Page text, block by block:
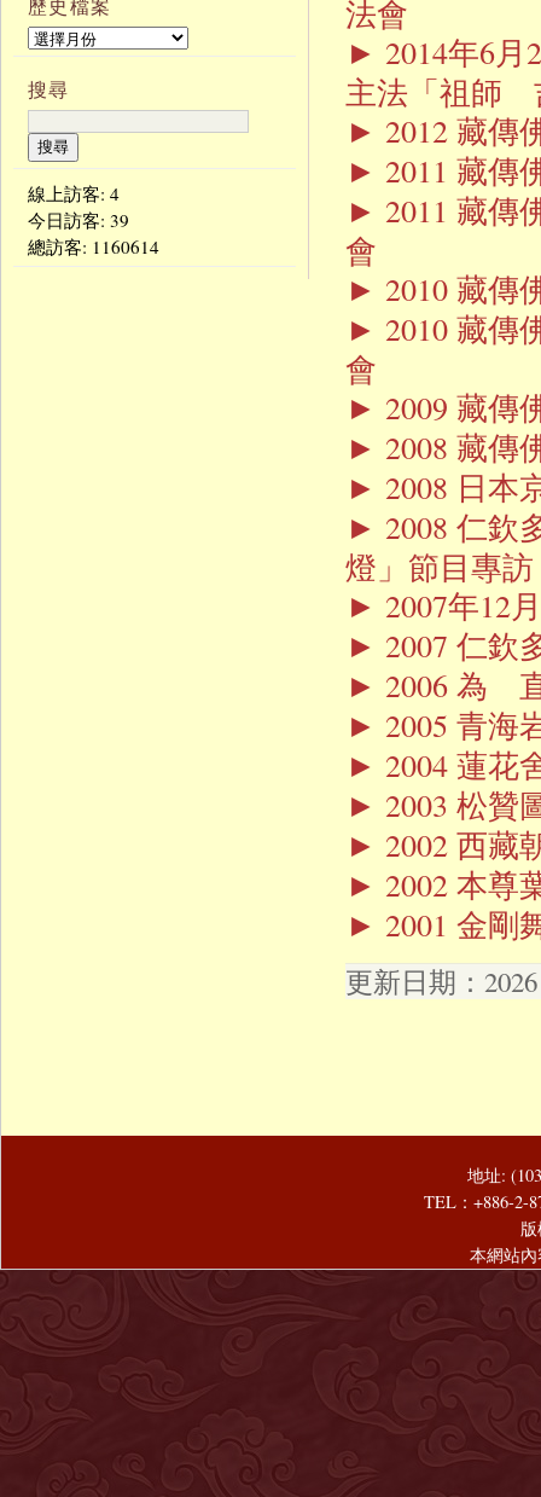
法會
► 2014年6
主法「祖師
► 2012 藏傳
► 2011 藏傳
► 2011 藏傳
會
► 2010 藏傳
► 2010 藏傳
會
► 2009 藏傳
► 2008 藏傳
► 2008 日本
► 2008 仁
燈」節目專訪
► 2007年12
► 2007 仁欽
► 2006 為
► 2005 青海
► 2004 蓮花
► 2003 松贊
► 2002 西藏
► 2002 本尊
► 2001 金剛
更新日期：
歷史檔案
搜尋
線上訪客: 4
今日訪客: 39
總訪客: 1160614
地址:
TEL：+886-2-
本網站